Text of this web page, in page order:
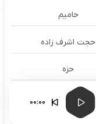
حامیم
حجت اشرف زاده
حزه
حسام الدین سراج00:00